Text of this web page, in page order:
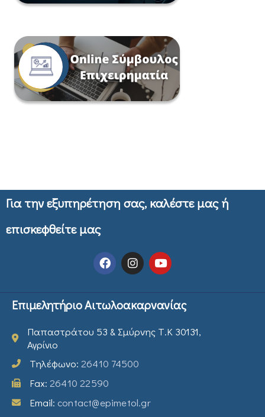
Για την εξυπηρέτηση σας, καλέστε μας ή
επισκεφθείτε μας
Επιμελητήριο Αιτωλοακαρνανίας
Παπαστράτου 53 & Σμύρνης Τ.Κ 30131,
Αγρίνιο
Τηλέφωνο: 26410 74500
Fax: 26410 22590
Email: contact@epimetol.gr